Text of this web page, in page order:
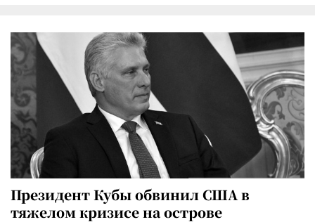
Президент Кубы обвинил США в
тяжелом кризисе на острове